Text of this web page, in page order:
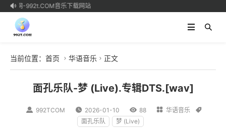

下载网-992t.COM音乐下载网站
当前位置： 首页  华语音乐  正文
面孔乐队-梦 (Live).专辑DTS.[wav]
 992TCOM  2026-01-10  88  华语音乐 
面孔乐队 梦 (Live)